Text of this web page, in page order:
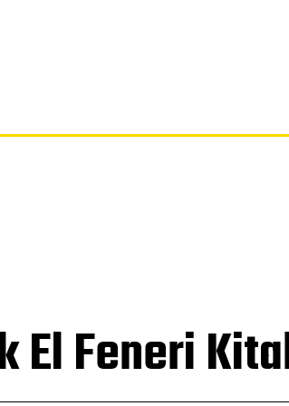
El Feneri